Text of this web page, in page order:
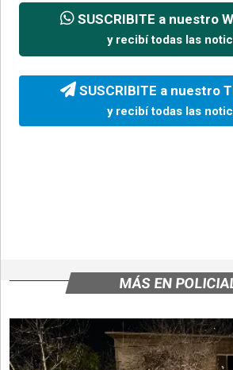
SUSCRIBITE a nuestro
y recibí todas las
SUSCRIBITE a nuestro
y recibí todas las
MÁS EN